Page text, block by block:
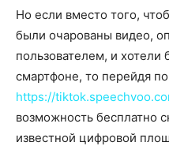
Но если вместо того,
были очарованы видео,
пользователем, и хотели
смартфоне, то перейдя
https://
возможность бесплатно
известной цифровой